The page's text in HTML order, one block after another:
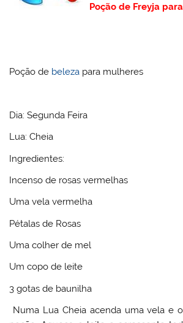
Poção de Freyja para
Poção de beleza para mulheres
Dia: Segunda Feira
Lua: Cheia
Ingredientes:
Incenso de rosas vermelhas
Uma vela vermelha
Pétalas de Rosas
Uma colher de mel
Um copo de leite
3 gotas de baunilha
Numa Lua Cheia acenda uma vela e